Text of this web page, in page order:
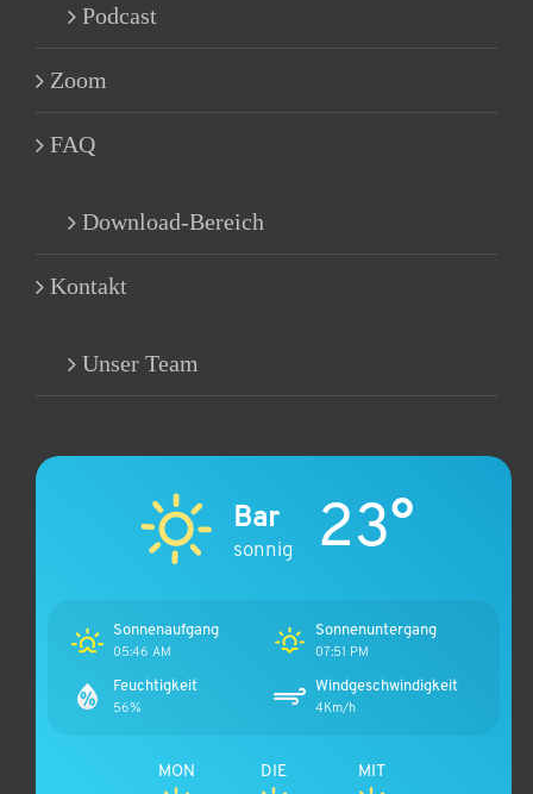
Podcast
Zoom
FAQ
Download-Bereich
Kontakt
Unser Team
Bar
sonnig 23°
Sonnenaufgang
05:46 AM
Sonnenuntergang
07:51 PM
Feuchtigkeit
56%
Windgeschwindigkeit
4Km/h
MON DIE MIT